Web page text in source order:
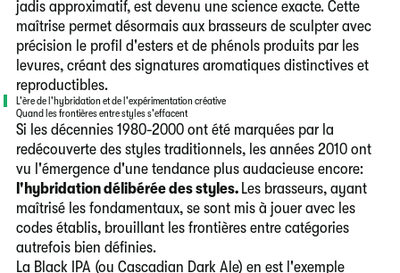
jadis approximatif, est devenu une science exacte. Cette
maîtrise permet désormais aux brasseurs de sculpter avec
précision le profil d'esters et de phénols produits par les
levures, créant des signatures aromatiques distinctives et
reproductibles.
L'ère de l'hybridation et de l'expérimentation créative
Quand les frontières entre styles s'effacent
Si les décennies 1980-2000 ont été marquées par la
redécouverte des styles traditionnels, les années 2010 ont
vu l'émergence d'une tendance plus audacieuse encore:
l'hybridation délibérée des styles. Les brasseurs, ayant
maîtrisé les fondamentaux, se sont mis à jouer avec les
codes établis, brouillant les frontières entre catégories
autrefois bien définies.
La Black IPA (ou Cascadian Dark Ale) en est l'exemple